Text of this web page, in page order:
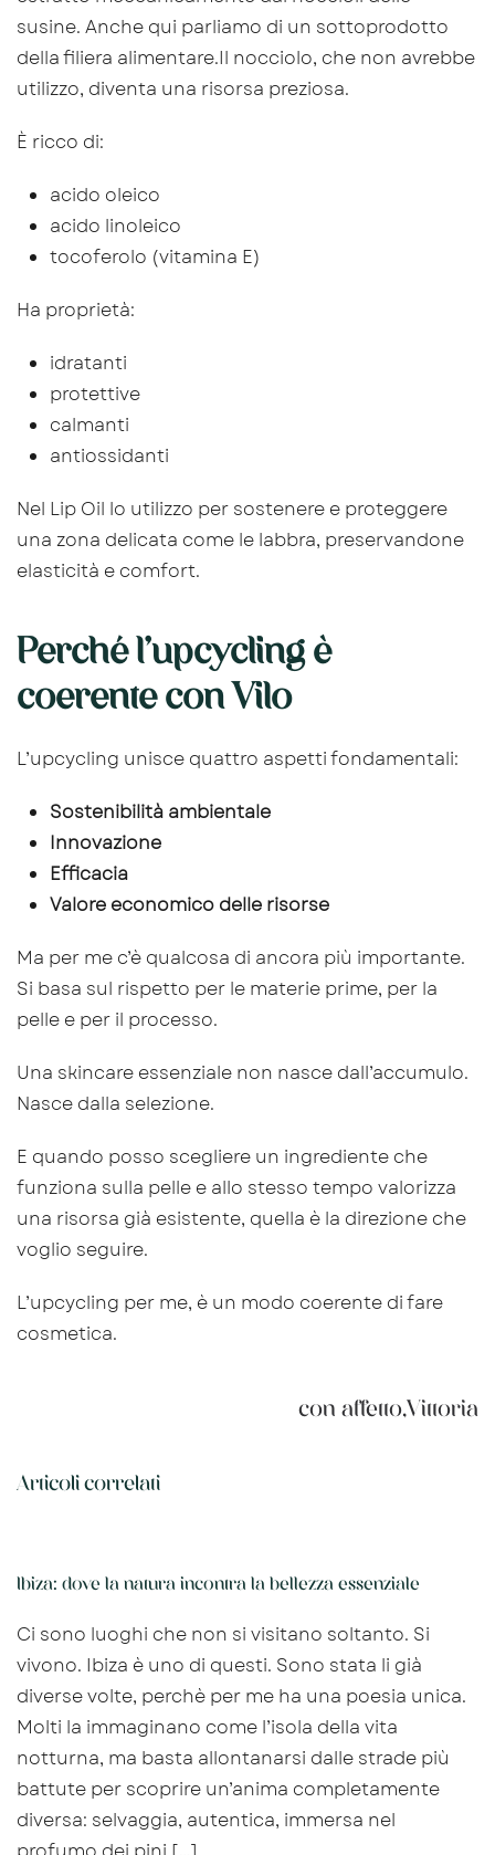
susine. Anche qui parliamo di un sottoprodotto
della filiera alimentare.Il nocciolo, che non avrebbe
utilizzo, diventa una risorsa preziosa.
È ricco di:
acido oleico
acido linoleico
tocoferolo (vitamina E)
Ha proprietà:
idratanti
protettive
calmanti
antiossidanti
Nel Lip Oil lo utilizzo per sostenere e proteggere
una zona delicata come le labbra, preservandone
elasticità e comfort.
Perché l’upcycling è
coerente con Vilo
L’upcycling unisce quattro aspetti fondamentali:
Sostenibilità ambientale
Innovazione
Efficacia
Valore economico delle risorse
Ma per me c’è qualcosa di ancora più importante.
Si basa sul rispetto per le materie prime, per la
pelle e per il processo.
Una skincare essenziale non nasce dall’accumulo.
Nasce dalla selezione.
E quando posso scegliere un ingrediente che
funziona sulla pelle e allo stesso tempo valorizza
una risorsa già esistente, quella è la direzione che
voglio seguire.
L’upcycling per me, è un modo coerente di fare
cosmetica.
con affetto,Vittoria
Articoli correlati
Ibiza: dove la natura incontra la bellezza essenziale
Ci sono luoghi che non si visitano soltanto. Si
vivono. Ibiza è uno di questi. Sono stata li già
diverse volte, perchè per me ha una poesia unica.
Molti la immaginano come l’isola della vita
notturna, ma basta allontanarsi dalle strade più
battute per scoprire un’anima completamente
diversa: selvaggia, autentica, immersa nel